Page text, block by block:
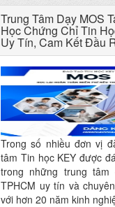
Trung Tâm Dạy MOS
Học Chứng Chỉ Tin
Uy Tín, Cam Kết Đầu
Trong số nhiều đơn vị
tâm Tin học KEY được
trong những trung tâm
TPHCM uy tín và
với hơn 20 năm kinh